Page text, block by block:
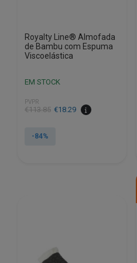
Royalty Line® Almofada
de Bambu com Espuma
Viscoelástica
EM STOCK
PVPR
€113.85
O
original
€18.29
O
atual
-84%